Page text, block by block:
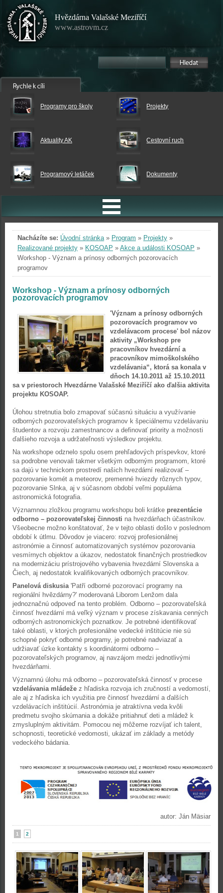
Hvězdárna Valašské Meziříčí
www.astrovm.cz
Programy pro školy Projekty
Aktuality AK Cestovní ruch
Programový letáček Dokumenty
Nacházíte se: Úvodní stránka» Program » Projekty »
Realizované projekty » KOSOAP » Akce a události KOSOAP »
Workshop - Význam a prínosy odborných pozorovacích
programov
Workshop - Význam a prínosy odborných
pozorovacích programov
'Význam a prínosy odborných
pozorovacích programov vo
vzdelávacom procese' bol názov
aktivity „Workshop pre
pracovníkov hvezdární a
pracovníkov mimoškolského
vzdelávania“, ktorá sa konala v
dňoch 14.10.2011 až 15.10.2011
sa v priestoroch Hvezdárne Valašské Meziříčí ako ďalšia aktivita
projektu KOSOAP.
Úlohou stretnutia bolo zmapovať súčasnú situáciu a využívanie
odborných pozorovateľských programov k špeciálnemu vzdelávaniu
študentov a rozvoju zamestnancov a definovať priority a možnosti
ďalšieho rozvoja a udržateľnosti výsledkov projektu.
Na workshope odznelo spolu osem prehľadových príspevkov, ktoré
sa podrobne venovali takmer všetkým odborným programom, ktoré
sa dajú v technickom prostredí našich hvezdární realizovať –
pozorovanie komét a meteorov, premenné hviezdy rôznych typov,
pozorovanie Slnka, aj v súčasnom období veľmi populárna
astronomická fotografia.
Významnou zložkou programu workshopu boli krátke prezentácie
odborno – pozorovateľskej činnosti na hvezdárňach účastníkov.
Všeobecne možno konštatovať, že v tejto oblasti došlo v poslednom
období k útlmu. Dôvodov je viacero: rozvoj profesionálnej
astronómie a činnosť automatizovaných systémov pozorovania
vesmírnych objektov a úkazov, nedostatok finančných prostriedkov
na modernizáciu prístrojového vybavenia hvezdární Slovenska a
Čiech, aj nedostatok kvalifikovaných odborných pracovníkov.
Panelová diskusia'Patří odborné pozorovací programy na
regionální hvězdárny?' moderovaná Liborom Lenžom dala
jednoznačnú odpoveď na tento problém. Odborno – pozorovateľská
činnosť hvezdární má veľký význam v procese získavania cenných
odborných astronomických poznatkov. Je potrebné identifikovať
také oblasti, v ktorých profesionálne vedecké inštitúcie nie sú
schopné pokryť odborné programy, je potrebné nadviazať a
udržiavať úzke kontakty s koordinátormi odborno –
pozorovateľských programov, aj navzájom medzi jednotlivými
hvezdárňami.
Významnú úlohu má odborno – pozorovateľská činnosť v procese
vzdelávania mládeže z hľadiska rozvoja ich zručností a vedomostí,
ale aj z hľadiska ich využitia pre činnosť hvezdární a ďalších
vzdelávacích inštitúcií. Astronómia je atraktívna veda kvôli
predmetu svojho skúmania a dokáže pritiahnuť deti a mládež k
zmysluplným aktivitám. Pomocou nej môžeme rozvíjať ich talent,
schopnosti, teoretické vedomosti, ukázať im základy a metódy
vedeckého bádania.
autor: Ján Mäsiar
1 2